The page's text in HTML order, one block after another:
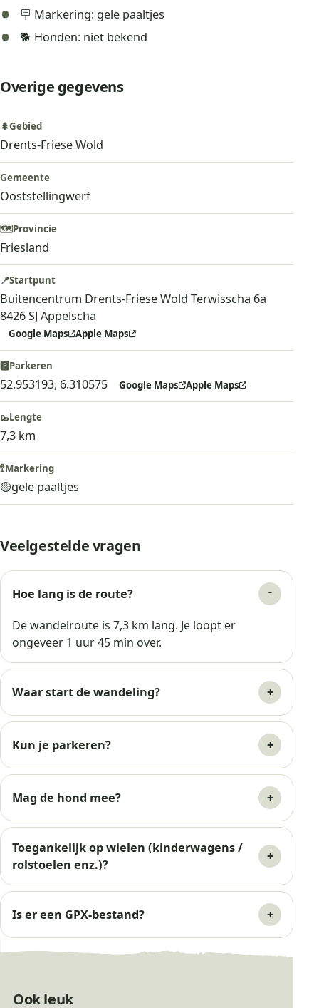
Veelgestelde vragen
Hoe lang is de route?
De wandelroute is 7,3 km lang. Je loopt er
ongeveer 1 uur 45 min over.
Waar start de wandeling?
Kun je parkeren?
Mag de hond mee?
Toegankelijk op wielen (kinderwagens /
rolstoelen enz.)?
Is er een GPX-bestand?
🪧 Markering: gele paaltjes
🐕 Honden: niet bekend
Overige gegevens
🌲Gebied
Drents-Friese Wold
Gemeente
Ooststellingwerf
🗺️Provincie
Friesland
📍Startpunt
Buitencentrum Drents-Friese Wold Terwisscha 6a
8426 SJ Appelscha
Google Maps Apple Maps
🅿️Parkeren
52.953193, 6.310575 Google Maps Apple Maps
🥾Lengte
7,3 km
🚏Markering
🟡gele paaltjes
Ook leuk